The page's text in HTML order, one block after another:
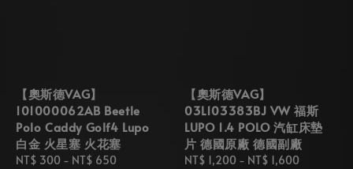
【奧斯德VAG】
101000062AB Beetle
Polo Caddy Golf4 Lupo
白金 火星塞 火花塞
Regular
NT$ 300 - NT$ 650
【奧斯德VAG】
03L103383BJ VW 福斯
LUPO 1.4 POLO 汽缸床墊
片 德國原廠 德國副廠
Regular
NT$ 1,200 - NT$ 1,600